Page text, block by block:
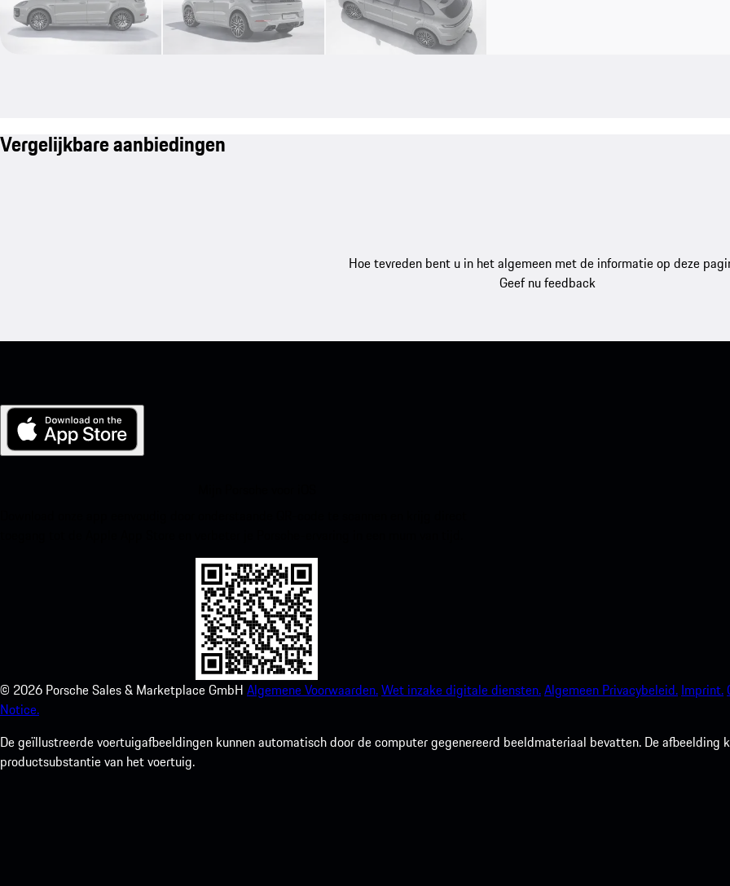
Vergelijkbare aanbiedingen
Hoe tevreden bent u in het algemeen met de informatie op deze
Geef nu feedback
© 2026 Porsche Sales & Marketplace GmbH Algemene Voorwaarden.Wet inzake digitale diensten.Algemeen Privacybeleid. Imprint.
Notice.
De geïllustreerde voertuigafbeeldingen kunnen automatisch door de computer gegenereerd beeldmateriaal bevatten. De
productsubstantie van het voertuig.